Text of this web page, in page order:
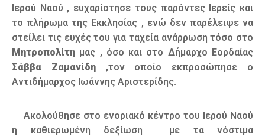
Ιερού Ναού , ευχαρίστησε τους παρόντες Ιερείς και
το πλήρωμα της Εκκλησίας , ενώ δεν παρέλειψε να
στείλει τις ευχές του για ταχεία ανάρρωση τόσο στο
Μητροπολίτη μας , όσο και στο Δήμαρχο Εορδαίας
Σάββα Ζαμανίδη,τον οποίο εκπροσώπησε ο
Αντιδήμαρχος Ιωάννης Αριστερίδης.
Ακολούθησε στο ενοριακό κέντρο του Ιερού Ναού
η καθιερωμένη δεξίωση με τα νόστιμα